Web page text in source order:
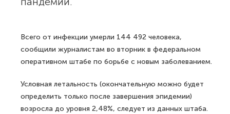
Всего от инфекции умерли 144 492 человека,
сообщили журналистам во вторник в федеральном
оперативном штабе по борьбе с новым заболеванием.
Условная летальность (окончательную можно будет
определить только после завершения эпидемии)
возросла до уровня 2,48%, следует из данных штаба.